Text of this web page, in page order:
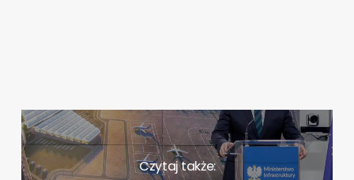
Czytaj także: